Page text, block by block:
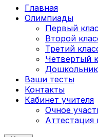
Главная
Олимпиады
Первый
Второй
Третий
Четвертый
Ваши тесты
Контакты
Кабинет учителя
Очное
Аттестация